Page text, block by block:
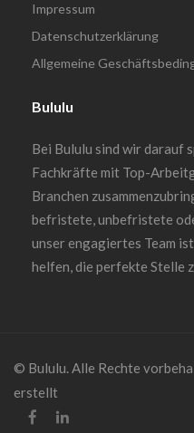
Impressum
Datenschutzerklärung
Allgemeine
Bululu
Bei Bululu sind wir darauf
Fachkräfte mit Top-
Branchen
befristete, unbefristete
unser engagiertes Team
helfen, die perfekte Stelle
© Bululu. Alle Rechte
erstellt